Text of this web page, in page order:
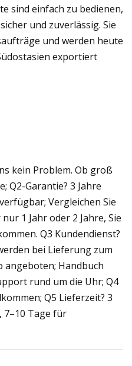
sind einfach zu bedienen,
und zuverlässig. Sie
und werden heute
exportiert
kein Problem. Ob groß
Q2-Garantie? 3 Jahre
Vergleichen Sie
1 Jahr oder 2 Jahre, Sie
Q3 Kundendienst?
bei Lieferung zum
angeboten; Handbuch
rund um die Uhr; Q4
Q5 Lieferzeit? 3
7–10 Tage für